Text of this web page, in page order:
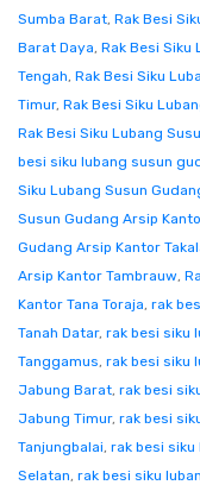
Sumba Barat, Rak Besi
Barat Daya, Rak Besi Siku
Tengah, Rak Besi Siku
Timur, Rak Besi Siku
Rak Besi Siku Lubang
besi siku lubang susun
Siku Lubang Susun
Susun Gudang Arsip
Gudang Arsip Kantor
Arsip Kantor Tambrauw,
Kantor Tana Toraja, rak
Tanah Datar, rak besi siku
Tanggamus, rak besi siku
Jabung Barat, rak besi
Jabung Timur, rak besi
Tanjungbalai, rak besi siku
Selatan, rak besi siku